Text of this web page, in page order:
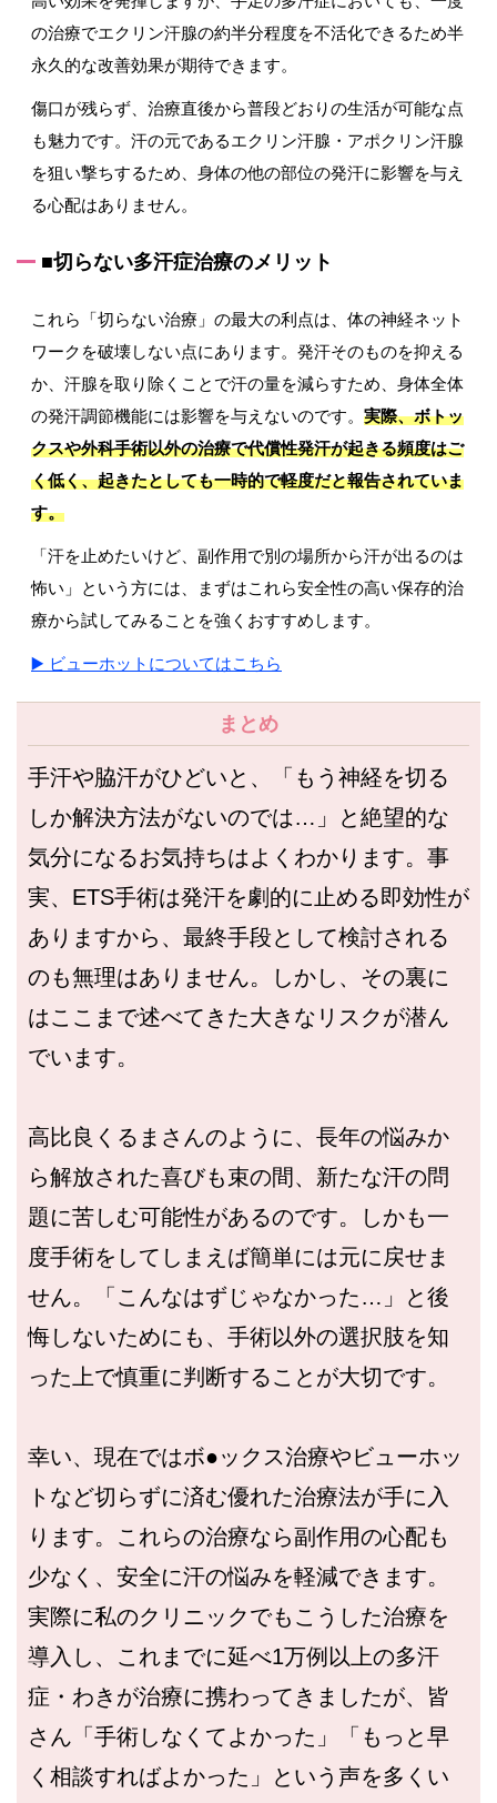
の治療でエクリン汗腺の約半分程度を不活化できるため半
永久的な改善効果が期待できます。
傷口が残らず、治療直後から普段どおりの生活が可能な点
も魅力です。汗の元であるエクリン汗腺・アポクリン汗腺
を狙い撃ちするため、身体の他の部位の発汗に影響を与え
る心配はありません。
■切らない多汗症治療のメリット
これら「切らない治療」の最大の利点は、体の神経ネット
ワークを破壊しない点にあります。発汗そのものを抑える
か、汗腺を取り除くことで汗の量を減らすため、身体全体
の発汗調節機能には影響を与えないのです。 実際、ボトッ
クスや外科手術以外の治療で代償性発汗が起きる頻度はご
く低く、起きたとしても一時的で軽度だと報告されていま
す。
「汗を止めたいけど、副作用で別の場所から汗が出るのは
怖い」という方には、まずはこれら安全性の高い保存的治
療から試してみることを強くおすすめします。
▶️ ビューホットについてはこちら
まとめ
手汗や脇汗がひどいと、「もう神経を切る
しか解決方法がないのでは…」と絶望的な
気分になるお気持ちはよくわかります。事
実、ETS手術は発汗を劇的に止める即効性が
ありますから、最終手段として検討される
のも無理はありません。しかし、その裏に
はここまで述べてきた大きなリスクが潜ん
でいます。
高比良くるまさんのように、長年の悩みか
ら解放された喜びも束の間、新たな汗の問
題に苦しむ可能性があるのです。しかも一
度手術をしてしまえば簡単には元に戻せま
せん。「こんなはずじゃなかった…」と後
悔しないためにも、手術以外の選択肢を知
った上で慎重に判断することが大切です。
幸い、現在ではボ●ックス治療やビューホッ
トなど切らずに済む優れた治療法が手に入
ります。これらの治療なら副作用の心配も
少なく、安全に汗の悩みを軽減できます。
実際に私のクリニックでもこうした治療を
導入し、これまでに延べ1万例以上の多汗
症・わきが治療に携わってきましたが、皆
さん「手術しなくてよかった」「もっと早
く相談すればよかった」という声を多くい